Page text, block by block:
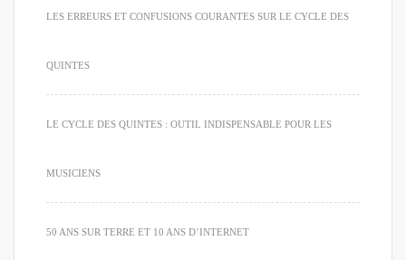
LES ERREURS ET CONFUSIONS COURANTES SUR LE CYCLE DES
QUINTES
LE CYCLE DES QUINTES : OUTIL INDISPENSABLE POUR LES
MUSICIENS
50 ANS SUR TERRE ET 10 ANS D’INTERNET